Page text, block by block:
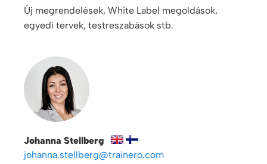
Új megrendelések, White Label megoldások,
egyedi tervek, testreszabások stb.
Johanna Stellberg
johanna.stellberg@trainero.com